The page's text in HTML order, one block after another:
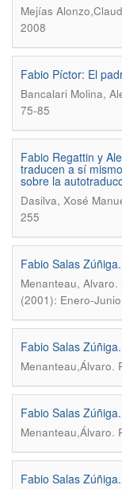
Mejías
2008
Fabio Píctor: El
Bancalari Molina,
75-85
Fabio Regattin y
traducen a sí
sobre la
Dasilva, Xosé
255
Fabio Salas
Menanteau, Alvaro.
(2001): Enero-
Fabio Salas
Menanteau,Álvaro.
Fabio Salas
Menanteau,Álvaro.
Fabio Salas